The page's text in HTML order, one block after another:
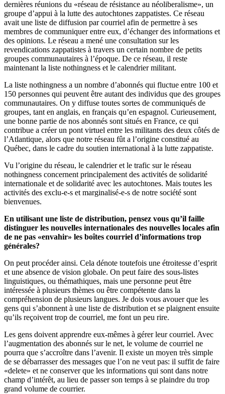
dernières réunions du «réseau de résistance au néoliberalisme», un
groupe d’appui à la lutte des autochtones zappatistes. Ce réseau
avait une liste de diffusion par courriel afin de permettre à ses
membres de communiquer entre eux, d’échanger des informations et
des opinions. Le réseau a mené une consultation sur les
revendications zappatistes à travers un certain nombre de petits
groupes communautaires à l’époque. De ce réseau, il reste
maintenant la liste nothingness et le calendrier militant.
La liste nothingness a un nombre d’abonnés qui fluctue entre 100 et
150 personnes qui peuvent être autant des individus que des groupes
communautaires. On y diffuse toutes sortes de communiqués de
groupes, tant en anglais, en français qu’en espagnol. Curieusement,
une bonne partie de nos abonnés sont situés en France, ce qui
contribue a créer un pont virtuel entre les militants des deux côtés de
l’Atlantique, alors que notre réseau fût a l’origine constitué au
Québec, dans le cadre du soutien international à la lutte zappatiste.
Vu l’origine du réseau, le calendrier et le trafic sur le réseau
nothingness concernent principalement des activités de solidarité
internationale et de solidarité avec les autochtones. Mais toutes les
activités des exclu-e-s et marginalisé-e-s de notre société sont
bienvenues.
En utilisant une liste de distribution, pensez vous qu’il faille
distinguer les nouvelles internationales des nouvelles locales afin
de ne pas «envahir» les boîtes courriel d’informations trop
générales?
On peut procéder ainsi. Cela dénote toutefois une étroitesse d’esprit
et une absence de vision globale. On peut faire des sous-listes
linguistiques, ou thémathiques, mais une personne peut être
intéressée à plusieurs thèmes ou être compétente dans la
compréhension de plusieurs langues. Je dois vous avouer que les
gens qui s’abonnent à une liste de distribution et se plaignent ensuite
qu’ils reçoivent trop de courriel, me font un peu rire.
Les gens doivent apprendre eux-mêmes à gérer leur courriel. Avec
l’augmentation des abonnés sur le net, le volume de courriel ne
pourra que s’accroître dans l’avenir. Il existe un moyen très simple
de se débarrasser des messages que l’on ne veut pas: il suffit de faire
«delete» et ne conserver que les informations qui sont dans notre
champ d’intérêt, au lieu de passer son temps à se plaindre du trop
grand volume de courrier.